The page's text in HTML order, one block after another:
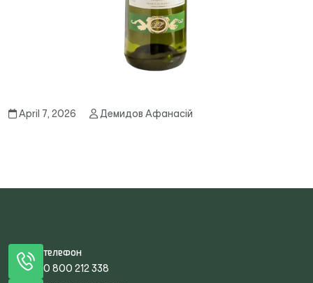
April 7, 2026 Демидов Афанасій
Телефон
0 800 212 338